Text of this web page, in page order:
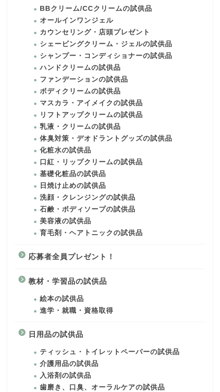
BBクリーム/CCクリームの試供品
オールインワンジェル
カウンセリング・店頭プレゼント
シェービングクリーム・ジェルの試供品
シャンプー・コンディショナーの試供品
ハンドクリームの試供品
ファンデーションの試供品
ボディクリームの試供品
マスカラ・アイメイクの試供品
リフトアップクリームの試供品
乳液・クリームの試供品
体臭対策・デオドラントグッズの試供品
化粧水の試供品
口紅・リップクリームの試供品
基礎化粧品の試供品
日焼け止めの試供品
洗顔・クレンジングの試供品
石鹸・ボディソープの試供品
美容液の試供品
育毛剤・ヘアトニックの試供品
応募者全員プレゼント！
教材・学習品の試供品
絵本の試供品
進学・就職・資格取得
日用品の試供品
ティッシュ・トイレットペーパーの試供品
介護用品の試供品
入浴剤の試供品
歯磨き、口臭、オーラルケアの試供品